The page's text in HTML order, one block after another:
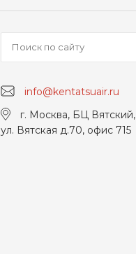
info@kentatsuair.ru
г. Москва, БЦ Вятский,
ул. Вятская д.70, офис 715